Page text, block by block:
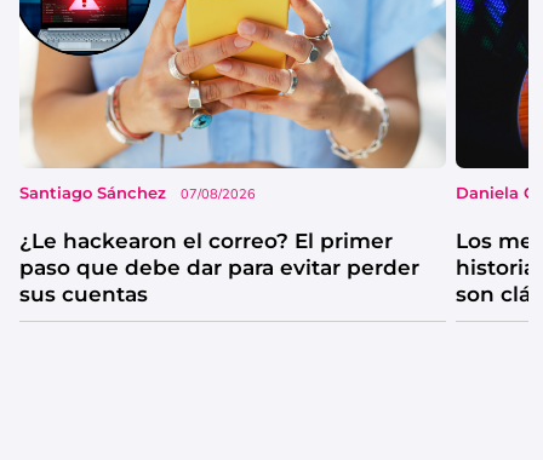
Santiago Sánchez 07/08/2026
¿Le hackearon el correo? El primer
paso que debe dar para evitar perder
sus cuentas
Daniela
Los
historia
son